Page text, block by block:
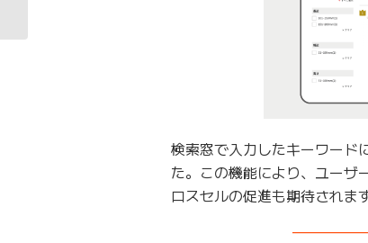
検索窓で入力したキーワード
た。この機能により、ユーザ
ロスセルの促進も期待されます